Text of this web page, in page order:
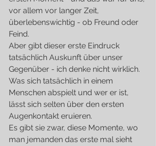
vor allem vor langer Zeit,
überlebenswichtig - ob Freund oder
Feind.
Aber gibt dieser erste Eindruck
tatsächlich Auskunft über unser
Gegenüber - ich denke nicht wirklich.
Was sich tatsächlich in einem
Menschen abspielt und wer er ist,
lässt sich selten über den ersten
Augenkontakt eruieren.
Es gibt sie zwar, diese Momente, wo
man jemanden das erste mal sieht